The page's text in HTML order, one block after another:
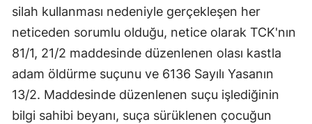
silah kullanması nedeniyle gerçekleşen her
neticeden sorumlu olduğu, netice olarak TCK'nın
81/1, 21/2 maddesinde düzenlenen olası kastla
adam öldürme suçunu ve 6136 Sayılı Yasanın
13/2. Maddesinde düzenlenen suçu işlediğinin
bilgi sahibi beyanı, suça sürüklenen çocuğun